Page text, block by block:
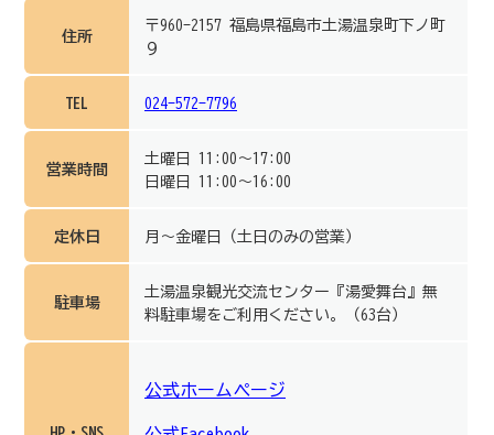
住所
〒960-2157 福島県福島市土湯温泉町下ノ町
９
TEL 024-572-7796
営業時間
土曜日 11:00～17:00
日曜日 11:00～16:00
定休日 月～金曜日（土日のみの営業）
駐車場
土湯温泉観光交流センター『湯愛舞台』無
料駐車場をご利用ください。（63台）
公式ホームページ